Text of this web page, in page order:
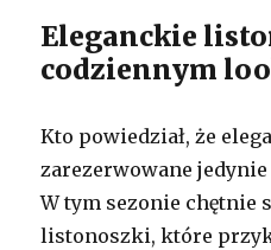
Eleganckie
codziennym
Kto powiedział, że
zarezerwowane
W tym sezonie chętnie
listonoszki, które